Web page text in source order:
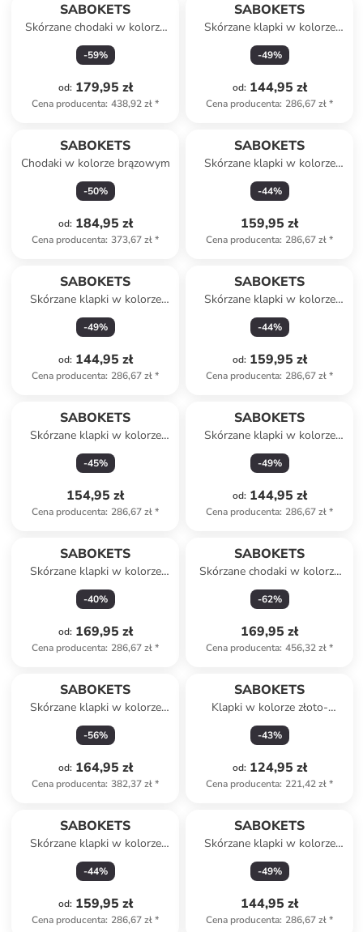
SABOKETS
Skórzane chodaki w kolorze
brązowym
-59%
od: 179,95 zł
Cena producenta: 438,92 zł*
SABOKETS
Skórzane klapki w kolorze
czarnym
-49%
od: 144,95 zł
Cena producenta: 286,67 zł*
SABOKETS
Chodaki w kolorze brązowym
-50%
od: 184,95 zł
Cena producenta: 373,67 zł*
SABOKETS
Skórzane klapki w kolorze
błękitnym
-44%
159,95 zł
Cena producenta: 286,67 zł*
SABOKETS
Skórzane klapki w kolorze
jasnoróżowym
-49%
od: 144,95 zł
Cena producenta: 286,67 zł*
SABOKETS
Skórzane klapki w kolorze
khaki
-44%
od: 159,95 zł
Cena producenta: 286,67 zł*
SABOKETS
Skórzane klapki w kolorze
czerwonym
-45%
154,95 zł
Cena producenta: 286,67 zł*
SABOKETS
Skórzane klapki w kolorze
pomarańczowym
-49%
od: 144,95 zł
Cena producenta: 286,67 zł*
SABOKETS
Skórzane klapki w kolorze
jasnoróżowym
-40%
od: 169,95 zł
Cena producenta: 286,67 zł*
SABOKETS
Skórzane chodaki w kolorze
szarym
-62%
169,95 zł
Cena producenta: 456,32 zł*
SABOKETS
Skórzane klapki w kolorze
khaki
-56%
od: 164,95 zł
Cena producenta: 382,37 zł*
SABOKETS
Klapki w kolorze złoto-
jasnoróżowym
-43%
od: 124,95 zł
Cena producenta: 221,42 zł*
SABOKETS
Skórzane klapki w kolorze
khaki
-44%
od: 159,95 zł
Cena producenta: 286,67 zł*
SABOKETS
Skórzane klapki w kolorze
niebieskim
-49%
144,95 zł
Cena producenta: 286,67 zł*